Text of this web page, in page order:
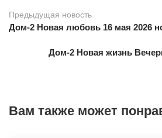
Предыдущая новость
Дом-2 Новая любовь 16 мая 2026
Дом-2 Новая жизнь
Вам также может